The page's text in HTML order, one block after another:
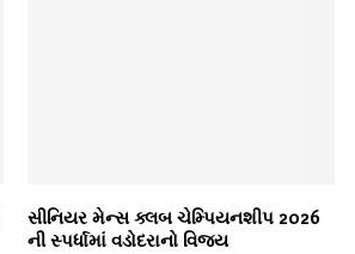
સીનિયર મેન્સ ક્લબ ચેમ્પિયનશીપ 2026
ની સ્પર્ધામાં વડોદરાનો વિજય